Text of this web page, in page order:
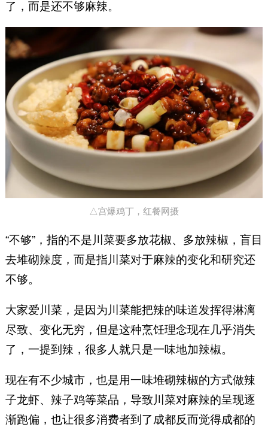
了，而是还不够麻辣。
△宫爆鸡丁，红餐网摄
“不够”，指的不是川菜要多放花椒、多放辣椒，盲目
去堆砌辣度，而是指川菜对于麻辣的变化和研究还
不够。
大家爱川菜，是因为川菜能把辣的味道发挥得淋漓
尽致、变化无穷，但是这种烹饪理念现在几乎消失
了，一提到辣，很多人就只是一味地加辣椒。
现在有不少城市，也是用一味堆砌辣椒的方式做辣
子龙虾、辣子鸡等菜品，导致川菜对麻辣的呈现逐
渐跑偏，也让很多消费者到了成都反而觉得成都的